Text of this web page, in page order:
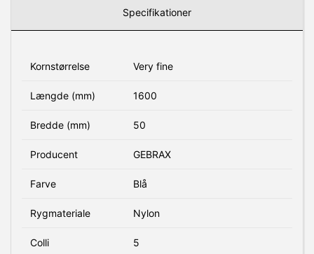
Specifikationer
Kornstørrelse Very fine
Længde (mm) 1600
Bredde (mm) 50
Producent GEBRAX
Farve Blå
Rygmateriale Nylon
Colli 5